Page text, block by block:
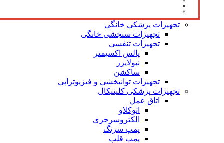
تجهیزات پزشکی خانگی
تجهیزات سنجشی خانگی
تجهیزات تنفسی
پالس اکسیمتر
نبولایزر
ساکشن
تجهیزات توانبخشی و فیزیوتراپی
تجهیزات پزشکی کلینیکال
اتاق عمل
اتوکلاو
الکتروسرجری
پمپ سرنگ
پمپ قلب